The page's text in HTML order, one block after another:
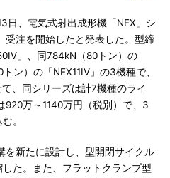
日、電気式射出成形機「NEX」シ
受注を開始したと発表した。型締
」、同784kN（80トン）の
ン）の「NEX11IV」の3機種で、
、同シリーズは計7機種のライ
920万～1140万円（税別）で、3
。
新たに設計し、型開閉サイクル
た。また、フラットクランプ型